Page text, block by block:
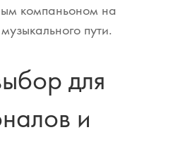
компаньоном на
пути.
для
и